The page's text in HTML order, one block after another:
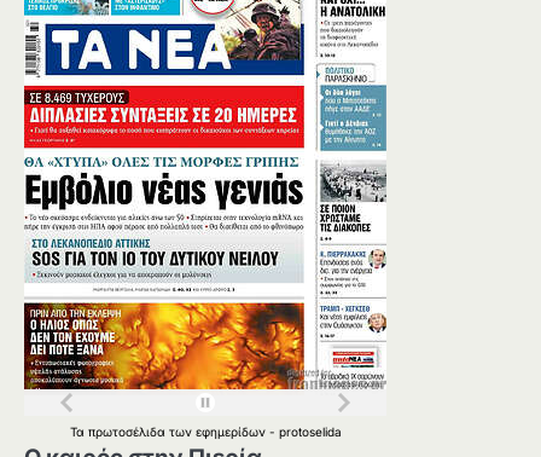
Τα πρωτοσέλιδα των εφημερίδων - protoselida